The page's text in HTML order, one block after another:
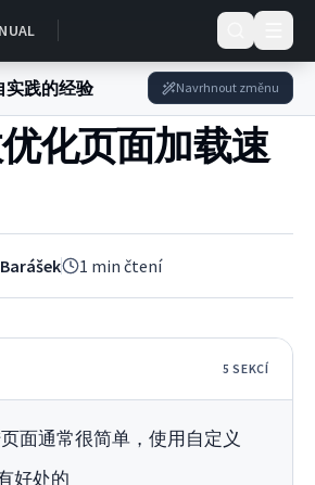
实践的经验 Navrhnout změnu
化页面加载速
1 min čtení
5 SEKCÍ
面通常很简单，使用自定义
好处的